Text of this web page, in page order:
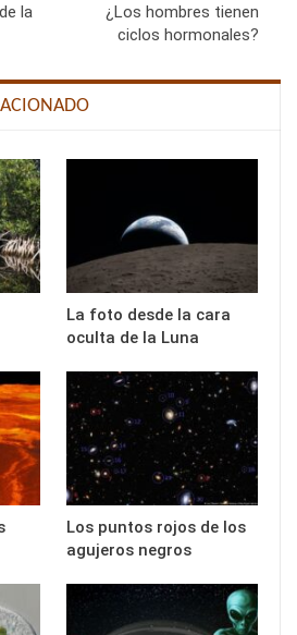
la
¿Los hombres tienen
ciclos hormonales?
La foto desde la cara
oculta de la Luna
Los puntos rojos de los
agujeros negros